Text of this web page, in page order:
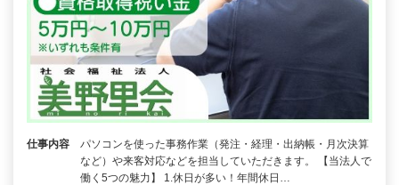
仕事内容
パソコンを使った事務作業（発注・経理・出納帳・月次決算
など）や来客対応などを担当していただきます。 【当法人で
働く5つの魅力】 1.休日が多い！年間休日…